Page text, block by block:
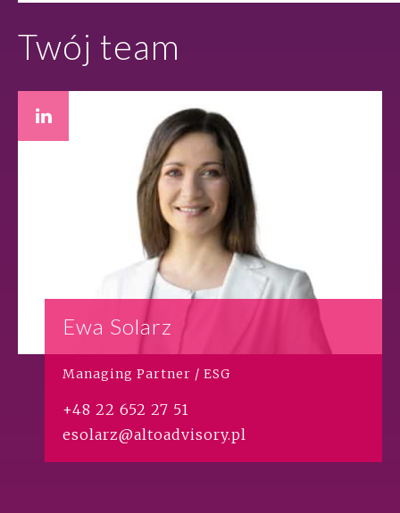
Twój team
Ewa Solarz
Managing Partner / ESG
+48 22 652 27 51
esolarz@altoadvisory.pl